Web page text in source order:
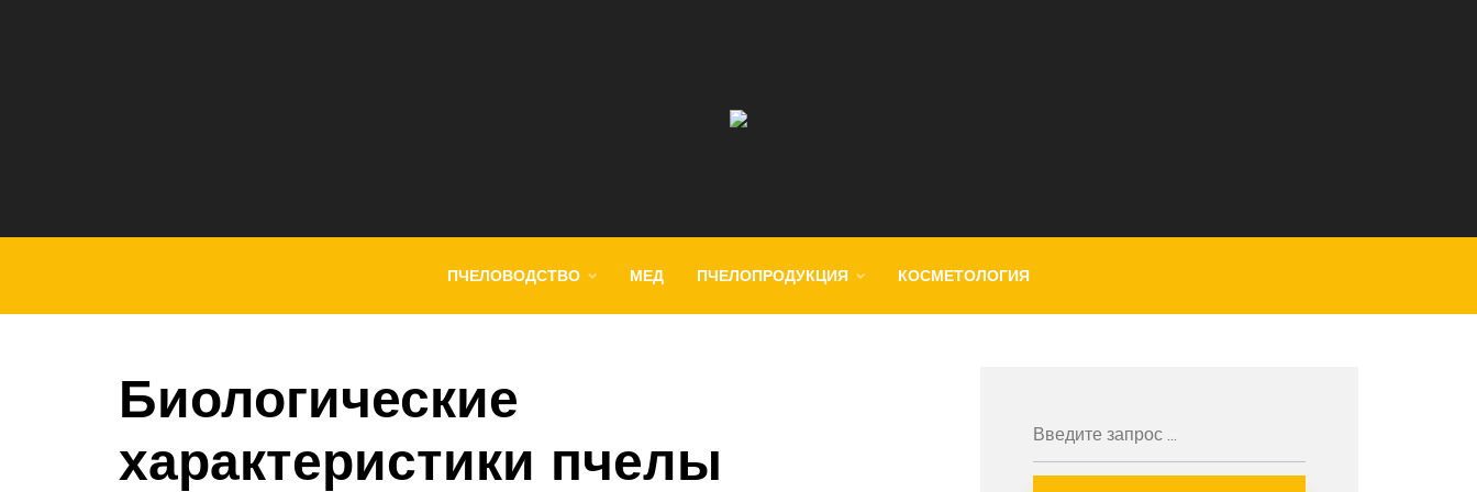
ПЧЕЛОВОДСТВО МЕД ПЧЕЛОПРОДУКЦИЯ КОСМЕТОЛОГИЯ
Биологические
характеристики пчелы